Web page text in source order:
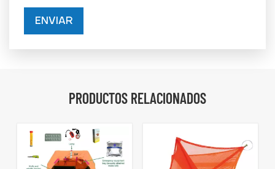
ENVIAR
PRODUCTOS RELACIONADOS